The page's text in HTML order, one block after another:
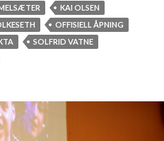
o
f
e
KAI OLSEN
OFFISIELL ÅPNING
SOLFRID VATNE